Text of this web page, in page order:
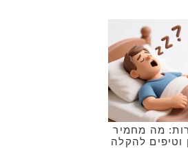
מה מחמיר
וטיפים להקלה